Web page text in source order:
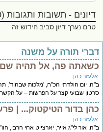
דיונים - תשובות ותגובות (0)
טרם נערך דיון סביב חידוש זה
תורה על משנה
פה, אל תהיה
כהן
יום הולדתי הכ"ח, 'מלכות שבהוד', תהא
שבועי קצר על הפרשות – על הקשר
בדור הטיקטוק... |
כהן
אור לי"ג אייר, יארצייט אחי הרבי,